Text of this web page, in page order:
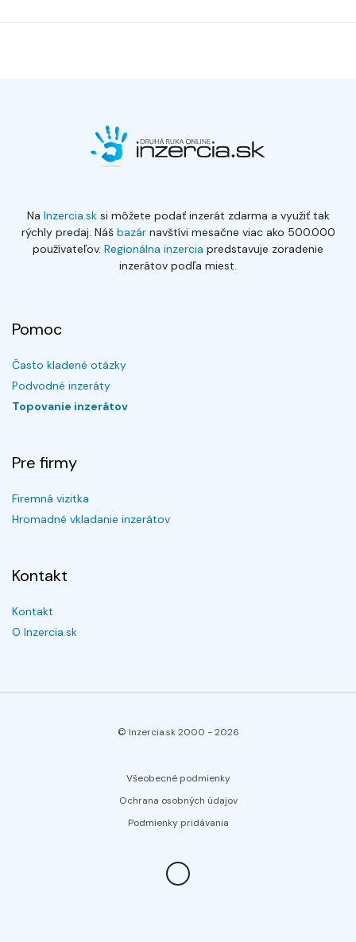
Na Inzercia.sksi môžete podať inzerát zdarma a využiť tak
rýchly predaj. Náš bazárnavštívi mesačne viac ako 500.000
používateľov. Regionálna inzercia predstavuje zoradenie
inzerátov podľa miest.
Pomoc
Často kladené otázky
Podvodné inzeráty
Topovanie inzerátov
Pre firmy
Firemná vizitka
Hromadné vkladanie inzerátov
Kontakt
Kontakt
O Inzercia.sk
© Inzercia.sk 2000 -2026
Všeobecné podmienky
Ochrana osobných údajov
Podmienky pridávania